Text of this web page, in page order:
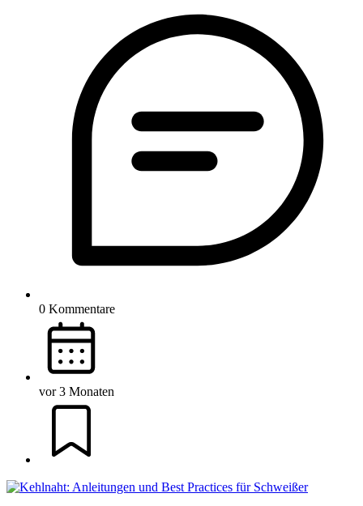
0 Kommentare
vor 3 Monaten